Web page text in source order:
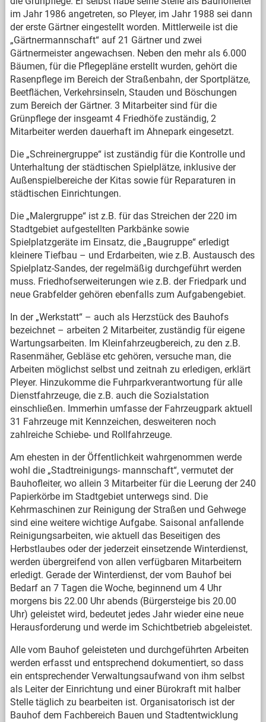
im Jahr 1986 angetreten, so Pleyer, im Jahr 1988 sei dann
der erste Gärtner eingestellt worden. Mittlerweile ist die
„Gärtnermannschaft“ auf 21 Gärtner und zwei
Gärtnermeister angewachsen. Neben den mehr als 6.000
Bäumen, für die Pflegepläne erstellt wurden, gehört die
Rasenpflege im Bereich der Straßenbahn, der Sportplätze,
Beetflächen, Verkehrsinseln, Stauden und Böschungen
zum Bereich der Gärtner. 3 Mitarbeiter sind für die
Grünpflege der insgeamt 4 Friedhöfe zuständig, 2
Mitarbeiter werden dauerhaft im Ahnepark eingesetzt.
Die „Schreinergruppe“ ist zuständig für die Kontrolle und
Unterhaltung der städtischen Spielplätze, inklusive der
Außenspielbereiche der Kitas sowie für Reparaturen in
städtischen Einrichtungen.
Die „Malergruppe“ ist z.B. für das Streichen der 220 im
Stadtgebiet aufgestellten Parkbänke sowie
Spielplatzgeräte im Einsatz, die „Baugruppe“ erledigt
kleinere Tiefbau – und Erdarbeiten, wie z.B. Austausch des
Spielplatz-Sandes, der regelmäßig durchgeführt werden
muss. Friedhofserweiterungen wie z.B. der Friedpark und
neue Grabfelder gehören ebenfalls zum Aufgabengebiet.
In der „Werkstatt“ – auch als Herzstück des Bauhofs
bezeichnet – arbeiten 2 Mitarbeiter, zuständig für eigene
Wartungsarbeiten. Im Kleinfahrzeugbereich, zu den z.B.
Rasenmäher, Gebläse etc gehören, versuche man, die
Arbeiten möglichst selbst und zeitnah zu erledigen, erklärt
Pleyer. Hinzukomme die Fuhrparkverantwortung für alle
Dienstfahrzeuge, die z.B. auch die Sozialstation
einschließen. Immerhin umfasse der Fahrzeugpark aktuell
31 Fahrzeuge mit Kennzeichen, desweiteren noch
zahlreiche Schiebe- und Rollfahrzeuge.
Am ehesten in der Öffentlichkeit wahrgenommen werde
wohl die „Stadtreinigungs- mannschaft“, vermutet der
Bauhofleiter, wo allein 3 Mitarbeiter für die Leerung der 240
Papierkörbe im Stadtgebiet unterwegs sind. Die
Kehrmaschinen zur Reinigung der Straßen und Gehwege
sind eine weitere wichtige Aufgabe. Saisonal anfallende
Reinigungsarbeiten, wie aktuell das Beseitigen des
Herbstlaubes oder der jederzeit einsetzende Winterdienst,
werden übergreifend von allen verfügbaren Mitarbeitern
erledigt. Gerade der Winterdienst, der vom Bauhof bei
Bedarf an 7 Tagen die Woche, beginnend um 4 Uhr
morgens bis 22.00 Uhr abends (Bürgersteige bis 20.00
Uhr) geleistet wird, bedeutet jedes Jahr wieder eine neue
Herausforderung und werde im Schichtbetrieb abgeleistet.
Alle vom Bauhof geleisteten und durchgeführten Arbeiten
werden erfasst und entsprechend dokumentiert, so dass
ein entsprechender Verwaltungsaufwand von ihm selbst
als Leiter der Einrichtung und einer Bürokraft mit halber
Stelle täglich zu bearbeiten ist. Organisatorisch ist der
Bauhof dem Fachbereich Bauen und Stadtentwicklung